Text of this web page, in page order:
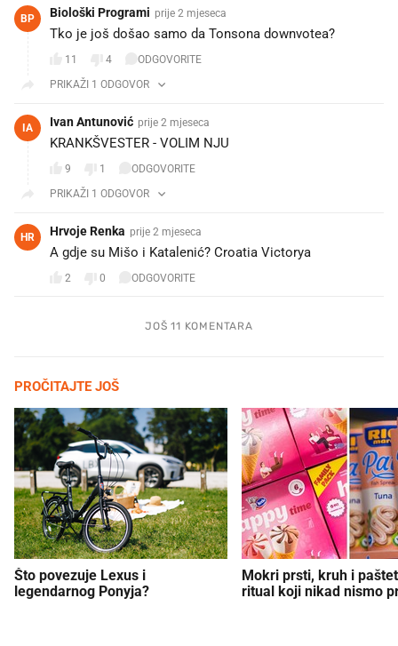
BP Biološki Programi prije 2 mjeseca
Tko je još došao samo da Tonsona downvotea? 😏
11 4
ODGOVORITE
PRIKAŽI 1 ODGOVOR
IA Ivan Antunović prije 2 mjeseca
KRANKŠVESTER - VOLIM NJU
9 1
ODGOVORITE
PRIKAŽI 1 ODGOVOR
HR Hrvoje Renka prije 2 mjeseca
A gdje su Mišo i Katalenić? Croatia Victorya 🤷🙃🤣
2 0 ODGOVORITE
JOŠ 11 KOMENTARA
PROČITAJTE JOŠ
Što povezuje Lexus i
legendarnog Ponyja?
Mokri prsti, kruh i
ritual koji nikad nismo